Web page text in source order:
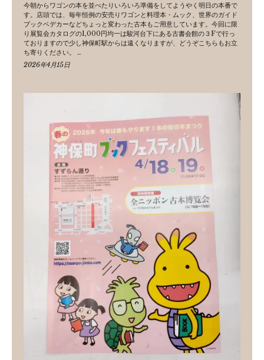
今朝からワゴンの本を並べたりいろいろ準備をしてようやく明日の本番で
す。店頭では、毎年恒例の安売りワゴンと料理本・ムック、世界のガイド
ブックベデカーなどちょっと変わった古本もご用意しています。今回に限
り展覧会カタログの1,000円均一は駿河台下にある古書会館の３Fで行っ
ておりますので少し神保町駅からは遠くなりますが、どうぞこちらもお立
ち寄りください。 …
2026年4月15日